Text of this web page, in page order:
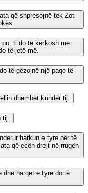
që shpresojnë tek Zoti
po, ti do të kërkosh me
të jetë më.
të gëzojnë një paqe të
dhëmbët kundër tij.
harkun e tyre për të
që ecën drejt në rrugën
dhe harqet e tyre do të